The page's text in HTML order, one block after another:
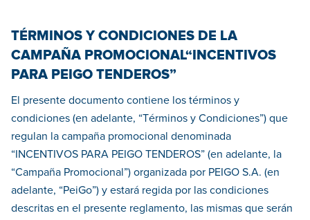
TÉRMINOS Y CONDICIONES DE LA
CAMPAÑA PROMOCIONAL“INCENTIVOS
PARA PEIGO TENDEROS”
El presente documento contiene los términos y
condiciones (en adelante, “Términos y Condiciones”) que
regulan la campaña promocional denominada
“INCENTIVOS PARA PEIGO TENDEROS” (en adelante, la
“Campaña Promocional”) organizada por PEIGO S.A. (en
adelante, “PeiGo”) y estará regida por las condiciones
descritas en el presente reglamento, las mismas que serán